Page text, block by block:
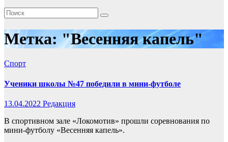
Метка:"Весенняя капель"
Спорт
Ученики школы №47 победили в мини-футболе
13.04.2022 Редакция
В спортивном зале «Локомотив» прошли соревнования по
мини-футболу «Весенняя капель».